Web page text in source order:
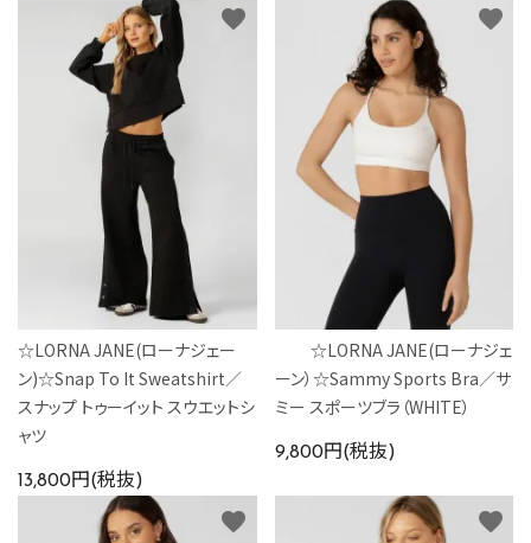
☆LORNA JANE(ローナジェー
ン)☆Snap To It Sweatshirt／
スナップ トゥーイット スウエットシ
ャツ
13,800円(税抜)
favorite
☆LORNA JANE(ローナジェ
ーン）☆Sammy Sports Bra／サ
ミー スポーツブラ（WHITE）
9,800円(税抜)
favorite
favorite favorite